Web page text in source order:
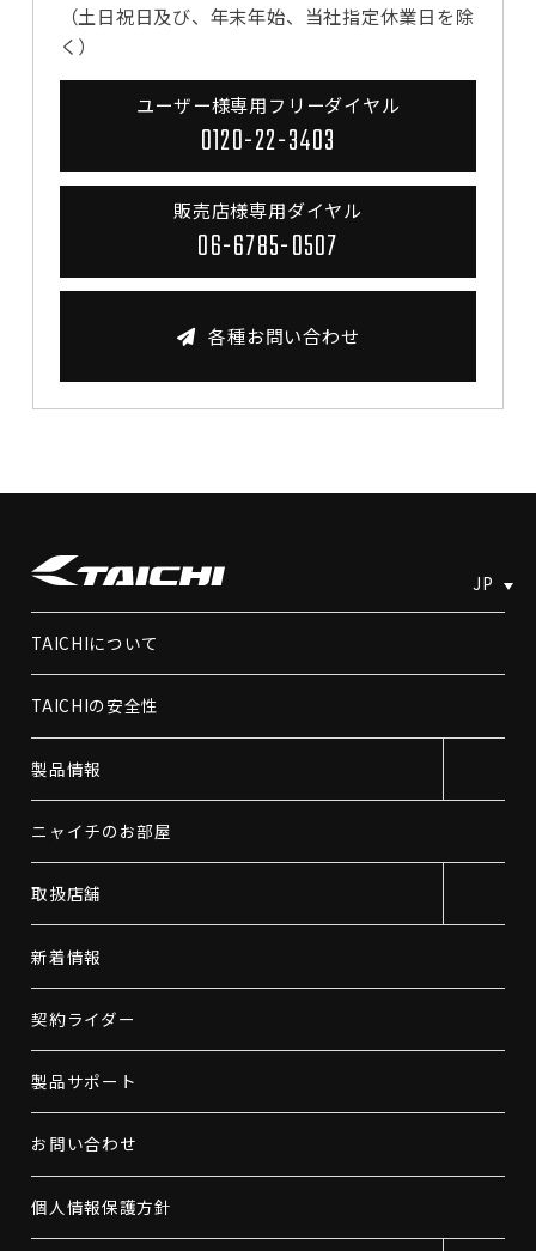
（土日祝日及び、年末年始、当社指定休業日を除
く）
ユーザー様専用フリーダイヤル
0120-22-3403
販売店様専用ダイヤル
06-6785-0507
各種お問い合わせ
JP
TAICHIについて
TAICHIの安全性
製品情報
ニャイチのお部屋
取扱店舗
新着情報
契約ライダー
製品サポート
お問い合わせ
個人情報保護方針